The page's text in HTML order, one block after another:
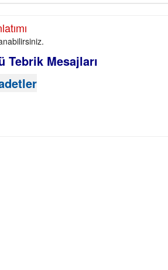
Tebrik Mesajları